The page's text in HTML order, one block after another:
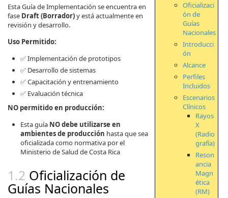
Oficializaci
ón de
Guías
Nacionales
Introducci
ón
Alcance
Perfiles
Incluidos
Escenarios
Clínicos
Rayos
X
(Radio
grafía)
Reson
ancia
Magn
ética
(RM)
Esta Guía de Implementación se encuentra en
fase Draft (Borrador)y está actualmente en
revisión y desarrollo.
Uso Permitido:
✅ Implementación de prototipos
✅ Desarrollo de sistemas
✅ Capacitación y entrenamiento
✅ Evaluación técnica
NO permitido en producción:
Esta guía NO debe utilizarse en
ambientes de producción hasta que sea
oficializada como normativa por el
Ministerio de Salud de Costa Rica
Oficialización de
Guías Nacionales